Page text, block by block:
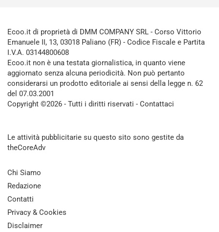
Ecoo.it di proprietà di DMM COMPANY SRL - Corso Vittorio
Emanuele II, 13, 03018 Paliano (FR) - Codice Fiscale e Partita
I.V.A. 03144800608
Ecoo.it non è una testata giornalistica, in quanto viene
aggiornato senza alcuna periodicità. Non può pertanto
considerarsi un prodotto editoriale ai sensi della legge n. 62
del 07.03.2001
Copyright ©2026 - Tutti i diritti riservati - Contattaci
Le attività pubblicitarie su questo sito sono gestite da
theCoreAdv
Chi Siamo
Redazione
Contatti
Privacy & Cookies
Disclaimer